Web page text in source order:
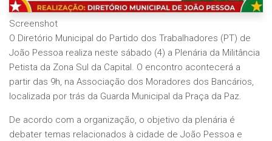
Screenshot
O Diretório Municipal do Partido dos Trabalhadores (PT) de
João Pessoa realiza neste sábado (4) a Plenária da Militância
Petista da Zona Sul da Capital. O encontro acontecerá a
partir das 9h, na Associação dos Moradores dos Bancários,
localizada por trás da Guarda Municipal da Praça da Paz.
De acordo com a organização, o objetivo da plenária é
debater temas relacionados à cidade de João Pessoa e